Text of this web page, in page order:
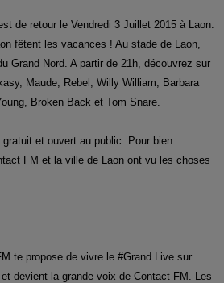
de retour le Vendredi 3 Juillet 2015 à Laon.
fêtent les vacances ! Au stade de Laon,
Grand Nord. A partir de 21h, découvrez sur
Maude, Rebel, Willy William, Barbara
Broken Back et Tom Snare.
et ouvert au public. Pour bien
FM et la ville de Laon ont vu les choses
te propose de vivre le #Grand Live sur
devient la grande voix de Contact FM. Les